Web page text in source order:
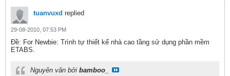
tuanvuxd replied
29-08-2010, 07:53 PM
Ðề: For Newbie: Trình tự thiết kế nhà cao tầng sử dụng phần mềm
ETABS.
Nguyên văn bởi bamboo_